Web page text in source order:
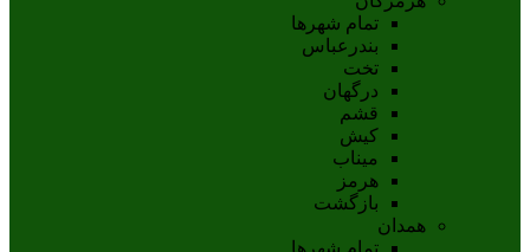
تمام شهر‌ها
بندرعباس
تخت
درگهان
قشم
کيش
ميناب
هرمز
بازگشت
همدان
تمام شهر‌ها